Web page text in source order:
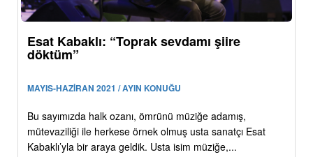
Esat Kabaklı: “Toprak sevdamı şiire
döktüm”
MAYIS-HAZİRAN 2021 / AYIN KONUĞU
Bu sayımızda halk ozanı, ömrünü müziğe adamış,
mütevaziliği ile herkese örnek olmuş usta sanatçı Esat
Kabaklı’yla bir araya geldik. Usta isim müziğe,...